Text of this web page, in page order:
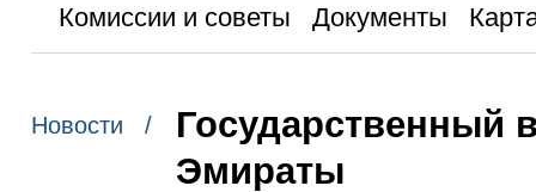
Комиссии и советы
Документы
Новости /
Государственный
Эмираты